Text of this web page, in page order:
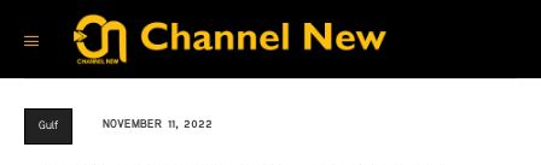
Gulf NOVEMBER 11, 2022